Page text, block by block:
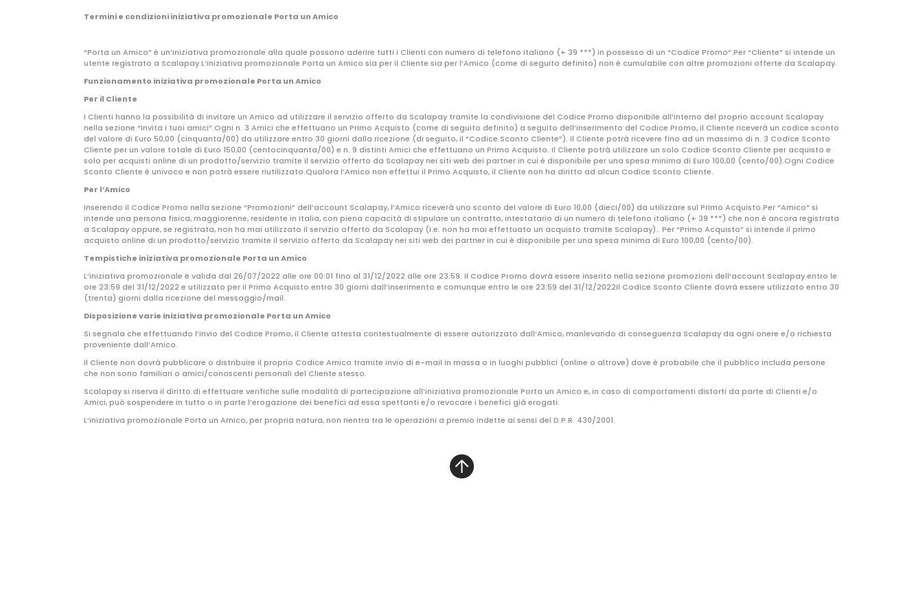
Termini e condizioni iniziativa promozionale Porta un Amico
“Porta un Amico” è un’iniziativa promozionale alla quale possono aderire tutti i Clienti con numero di telefono italiano (+ 39 ***) in possesso di un “Codice Promo”.Per “Cliente” si intende un
utente registrato a Scalapay.L’iniziativa promozionale Porta un Amico sia per il Cliente sia per l’Amico (come di seguito definito) non è cumulabile con altre promozioni offerte da Scalapay.
Funzionamento iniziativa promozionale Porta un Amico
Per il Cliente
I Clienti hanno la possibilità di invitare un Amico ad utilizzare il servizio offerto da Scalapay tramite la condivisione del Codice Promo disponibile all’interno del proprio account Scalapay
nella sezione “Invita i tuoi amici”.Ogni n. 3 Amici che effettuano un Primo Acquisto (come di seguito definito) a seguito dell’inserimento del Codice Promo, il Cliente riceverà un codice sconto
del valore di Euro 50,00 (cinquanta/00) da utilizzare entro 30 giorni dalla ricezione (di seguito, il “Codice Sconto Cliente”). Il Cliente potrà ricevere fino ad un massimo di n. 3 Codice Sconto
Cliente per un valore totale di Euro 150,00 (centocinquanta/00) e n. 9 distinti Amici che effettuano un Primo Acquisto. Il Cliente potrà utilizzare un solo Codice Sconto Cliente per acquisto e
solo per acquisti online di un prodotto/servizio tramite il servizio offerto da Scalapay nei siti web dei partner in cui è disponibile per una spesa minima di Euro 100,00 (cento/00).Ogni Codice
Sconto Cliente è univoco e non potrà essere riutilizzato.Qualora l’Amico non effettui il Primo Acquisto, il Cliente non ha diritto ad alcun Codice Sconto Cliente.
Per l’Amico
Inserendo il Codice Promo nella sezione “Promozioni” dell’account Scalapay, l’Amico riceverà uno sconto del valore di Euro 10,00 (dieci/00) da utilizzare sul Primo Acquisto.Per “Amico” si
intende una persona fisica, maggiorenne, residente in Italia, con piena capacità di stipulare un contratto, intestatario di un numero di telefono italiano (+ 39 ***) che non è ancora registrata
a Scalapay oppure, se registrata, non ha mai utilizzato il servizio offerto da Scalapay (i.e. non ha mai effettuato un acquisto tramite Scalapay).. Per “Primo Acquisto” si intende il primo
acquisto online di un prodotto/servizio tramite il servizio offerto da Scalapay nei siti web dei partner in cui è disponibile per una spesa minima di Euro 100,00 (cento/00).
Tempistiche iniziativa promozionale Porta un Amico
L’iniziativa promozionale è valida dal 26/07/2022 alle ore 00:01 fino al 31/12/2022 alle ore 23:59. Il Codice Promo dovrà essere inserito nella sezione promozioni dell’account Scalapay entro le
ore 23:59 del 31/12/2022 e utilizzato per il Primo Acquisto entro 30 giorni dall’inserimento e comunque entro le ore 23:59 del 31/12/2022Il Codice Sconto Cliente dovrà essere utilizzato entro 30
(trenta) giorni dalla ricezione del messaggio/mail.
Disposizione varie iniziativa promozionale Porta un Amico
Si segnala che effettuando l’invio del Codice Promo, il Cliente attesta contestualmente di essere autorizzato dall’Amico, manlevando di conseguenza Scalapay da ogni onere e/o richiesta
proveniente dall’Amico.
Il Cliente non dovrà pubblicare o distribuire il proprio Codice Amico tramite invio di e-mail in massa o in luoghi pubblici (online o altrove) dove è probabile che il pubblico includa persone
che non sono familiari o amici/conoscenti personali del Cliente stesso.
Scalapay si riserva il diritto di effettuare verifiche sulle modalità di partecipazione all’iniziativa promozionale Porta un Amico e, in caso di comportamenti distorti da parte di Clienti e/o
Amici, può sospendere in tutto o in parte l’erogazione dei benefici ad essa spettanti e/o revocare i benefici già erogati.
L’iniziativa promozionale Porta un Amico, per propria natura, non rientra tra le operazioni a premio indette ai sensi del D.P.R. 430/2001.